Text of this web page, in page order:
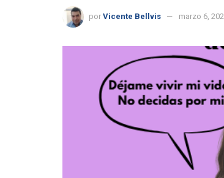
por Vicente Bellvis marzo 6,